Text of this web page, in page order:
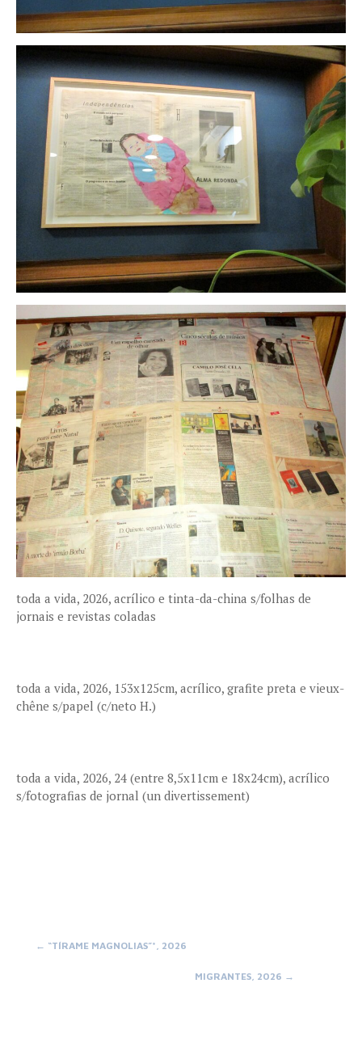
toda a vida, 2026, acrílico e tinta-da-china s/folhas de
jornais e revistas coladas
toda a vida, 2026, 153x125cm, acrílico, grafite preta e vieux-
chêne s/papel (c/neto H.)
toda a vida, 2026, 24 (entre 8,5x11cm e 18x24cm), acrílico
s/fotografias de jornal (un divertissement)
Post
← “TÍRAME MAGNOLIAS”*, 2026
MIGRANTES, 2026 →